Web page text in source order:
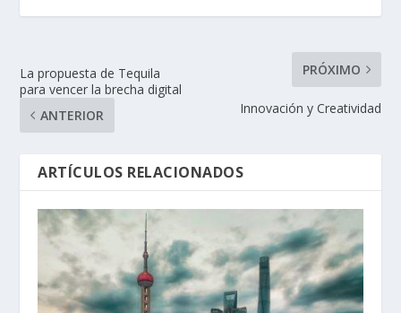
La propuesta de Tequila
para vencer la brecha digital
ANTERIOR
PRÓXIMO
Innovación y Creatividad
ARTÍCULOS RELACIONADOS